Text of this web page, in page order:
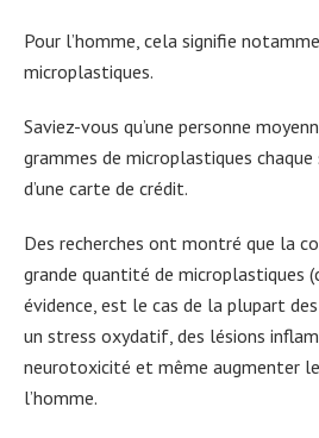
Pour l’homme, cela signifie
microplastiques.
Saviez-vous qu’une personne
grammes de microplastiques chaque
d’une carte de crédit.
Des recherches ont montré que la
grande quantité de microplastiques
évidence, est le cas de la plupart
un stress oxydatif, des lésions
neurotoxicité et même augmenter
l’homme.